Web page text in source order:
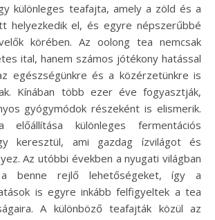
helyezkedik el, és egyre népszerűbbé
körében. Az oolong tea nemcsak
ital, hanem számos jótékony hatással
egészségünkre és a közérzetünkre is
Kínában több ezer éve fogyasztják,
gyógymódok részeként is elismerik.
különleges fermentációs
keresztül, ami gazdag ízvilágot és
Az utóbbi években a nyugati világban
benne rejlő lehetőségeket, így a
is egyre inkább felfigyeltek a tea
A különböző teafajták közül az